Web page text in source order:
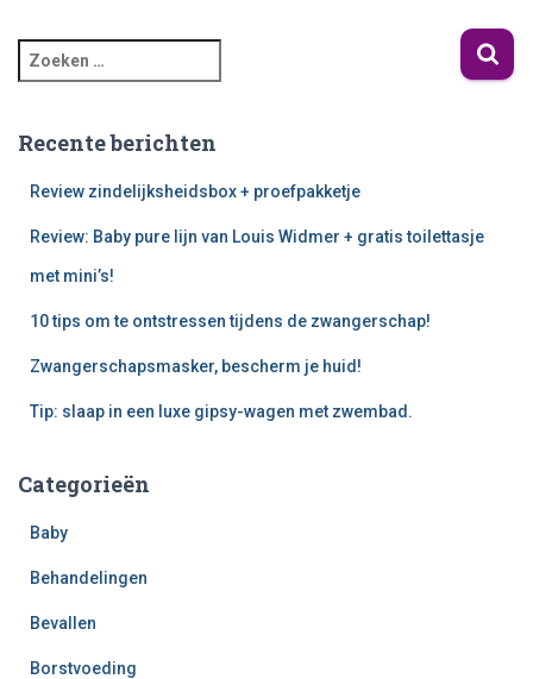
Recente berichten
Review zindelijksheidsbox + proefpakketje
Review: Baby pure lijn van Louis Widmer + gratis toilettasje
met mini’s!
10 tips om te ontstressen tijdens de zwangerschap!
Zwangerschapsmasker, bescherm je huid!
Tip: slaap in een luxe gipsy-wagen met zwembad.
Categorieën
Baby
Behandelingen
Bevallen
Borstvoeding